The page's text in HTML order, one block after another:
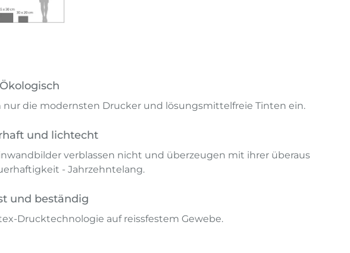
nur die modernsten Drucker und lösungsmittelfreie Tinten ein.
und lichtecht
verblassen nicht und überzeugen mit ihrer überaus
- Jahrzehntelang.
und beständig
Drucktechnologie auf reissfestem Gewebe.